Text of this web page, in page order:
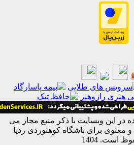
با ذکر منبع مجاز می
باشگاه کوهنوردی ردپا